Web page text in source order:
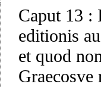
Caput 13 :
editionis
et quod
Graecosve